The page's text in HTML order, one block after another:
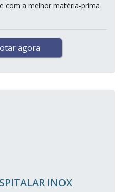
com a melhor matéria-prima
agora
INOX